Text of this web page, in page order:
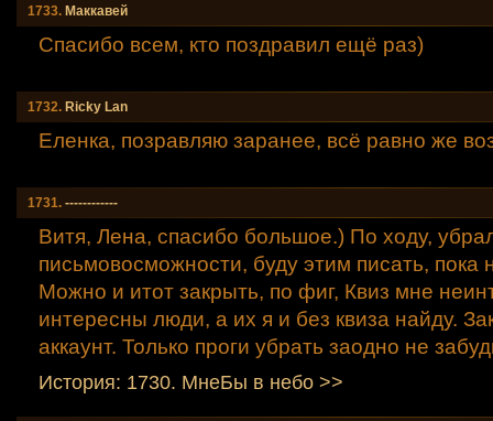
1733. Маккавей
Спасибо всем, кто поздравил ещё раз)
1732. Ricky Lаn
Еленка, позравляю заранее, всё равно же
1731. ------------
Витя, Лена, спасибо большое.) По ходу,
письмовосможности, буду этим писать, пока
Можно и итот закрыть, по фиг, Квиз мне
интересны люди, а их я и без квиза найду.
аккаунт. Только проги убрать заодно не
История: 1730. МнеБы в небо >>